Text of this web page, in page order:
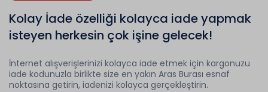
Kolay İade özelliği kolayca iade yapmak
isteyen herkesin çok işine gelecek!
İnternet alışverişlerinizi kolayca iade etmek için kargonuzu
iade kodunuzla birlikte size en yakın Aras Burası esnaf
noktasına getirin, iadenizi kolayca gerçekleştirin.